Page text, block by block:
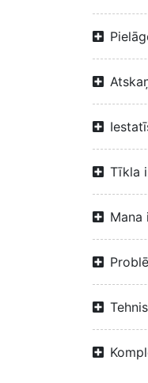
Tīkla
Mana